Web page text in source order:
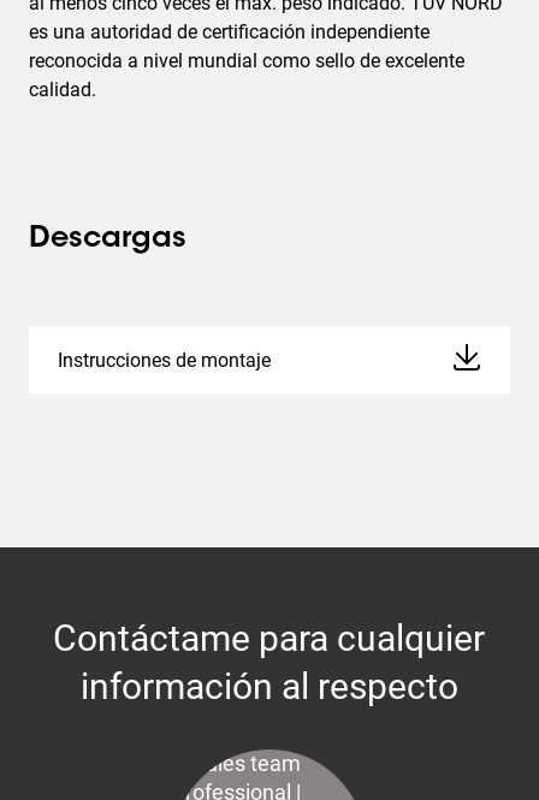
es una autoridad de certificación independiente
reconocida a nivel mundial como sello de excelente
calidad.
Descargas
Instrucciones de montaje
Contáctame para cualquier
información al respecto